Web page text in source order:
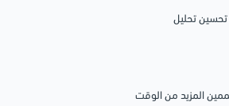
تحسين تحليل
المزيد من الوقت